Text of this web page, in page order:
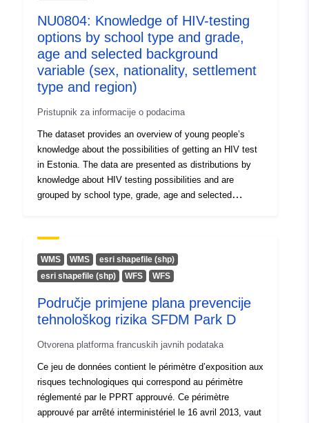
društvo izvršitelj bilo je Compagnia Generale
Ripreseaeree di Parma u ime regije Emilia-Romagna.
NU0804: Knowledge of HIV-testing
options by school type and grade,
age and selected background
variable (sex, nationality, settlement
type and region)
Pristupnik za informacije o podacima
The dataset provides an overview of young people’s
knowledge about the possibilities of getting an HIV test
in Estonia. The data are presented as distributions by
knowledge about HIV testing possibilities and are
grouped by school type, grade, age and selected
comparisons between groups and examination of
associations between knowledge and background
characteristics. The purpose of collecting sexual health
developmental needs and to plan health promotion in
Estonia. Data source: Sexual health of Estonian youth
WMS WMS
esri shapefile (shp)
esri shapefile (shp)
WFS WFS
Područje primjene plana prevencije
tehnološkog rizika SFDM Park D
Otvorena platforma francuskih javnih podataka
Ce jeu de données contient le périmètre d’exposition aux
risques technologiques qui correspond au périmètre
réglementé par le PPRT approuvé. Ce périmètre
approuvé par arrêté interministériel le 16 avril 2013, vaut